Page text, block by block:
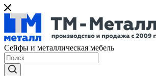
Сейфы и металлическая мебель